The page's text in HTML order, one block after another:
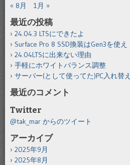
« 8月 1月 »
最近の投稿
24.04.3 LTSにできたよ
Surface Pro 8 SSD換装はGen3を使え
24.04LTSに出来ない理由
手軽にホワイトバランス調整
サーバー(として使ってた)PC入れ替え
最近のコメント
Twitter
@tak_mar からのツイート
アーカイブ
2025年9月
2025年8月